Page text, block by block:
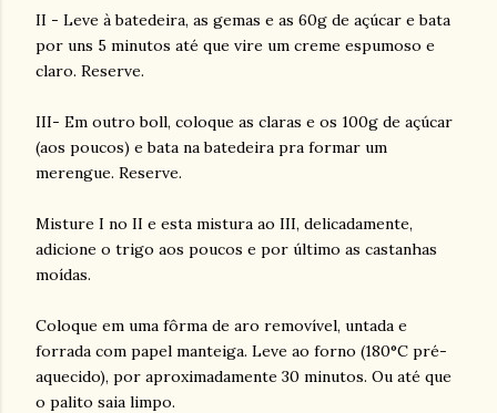
II - Leve à batedeira, as gemas e as 60g de açúcar e bata
por uns 5 minutos até que vire um creme espumoso e
claro. Reserve.
III- Em outro boll, coloque as claras e os 100g de açúcar
(aos poucos) e bata na batedeira pra formar um
merengue. Reserve.
Misture I no II e esta mistura ao III, delicadamente,
adicione o trigo aos poucos e por último as castanhas
moídas.
Coloque em uma fôrma de aro removível, untada e
forrada com papel manteiga. Leve ao forno (180°C pré-
aquecido), por aproximadamente 30 minutos. Ou até que
o palito saia limpo.